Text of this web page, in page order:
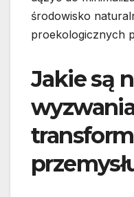
środowisko
proekologicznych
Jakie są